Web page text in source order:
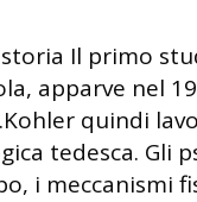
Il primo
apparve nel
quindi
tedesca. Gli
i meccanismi